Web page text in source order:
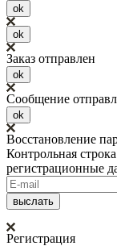
ok
ok
Заказ отправлен
ok
Сообщение
ok
Восстановление
Контрольная
регистрационные
Регистрация